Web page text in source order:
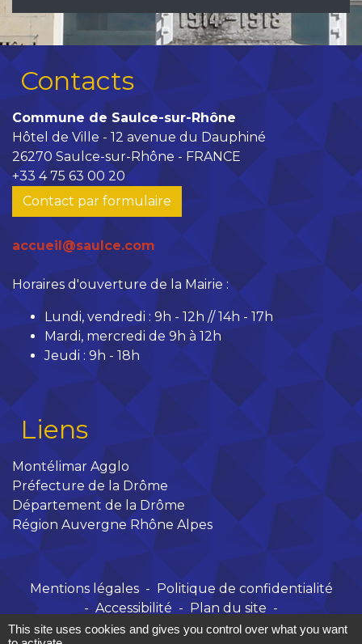
Contacts
Commune de Saulce-sur-Rhône
Hôtel de Ville - 12 avenue du Dauphiné
26270 Saulce-sur-Rhône - FRANCE
+33 4 75 63 00 20
Contact par formulaire
accueil@saulce.com
Horaires d'ouverture de la Mairie :
Lundi, vendredi : 9h - 12h // 14h - 17h
Mardi, mercredi de 9h à 12h
Jeudi : 9h - 18h
Liens
Montélimar Agglo
Préfecture de la Drôme
Département de la Drôme
Région Auvergne Rhône Alpes
Mentions légales - Politique de confidentialité
- Accessibilité - Plan du site -
Gestion des cookies
This site uses cookies and gives you control over what you want